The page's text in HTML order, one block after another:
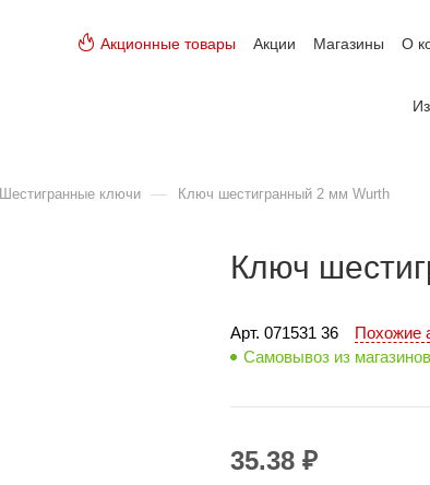
Акционные товары Акции Магазины О
Шестигранные ключи — Ключ шестигранный 2 мм Wurth
Ключ
Арт. 071531 36
Похожие
Самовывоз из магазинов
35.38 ₽